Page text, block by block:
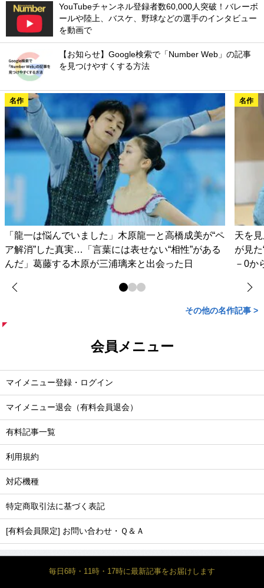
YouTubeチャンネル登録者数60,000人突破！バレーボ
ールや陸上、バスケ、野球などの選手のインタビュー
を動画で
【お知らせ】Google検索で「Number Web」の記事
を見つけやすくする方法
名作
「龍一は悩んでいました」木原龍一と高橋成美が“ペ
ア解消”した真実…「言葉には表せない“相性”がある
んだ」葛藤する木原が三浦璃来と出会った日
名作
天を
が見
－0か
その他の名作記事 >
会員メニュー
マイメニュー登録・ログイン
マイメニュー退会（有料会員退会）
有料記事一覧
利用規約
対応機種
特定商取引法に基づく表記
[有料会員限定] お問い合わせ・Ｑ＆Ａ
毎日6時・11時・17時に最新記事をお届けします